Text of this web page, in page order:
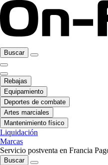
Buscar
Rebajas
Equipamiento
Deportes de combate
Artes marciales
Mantenimiento físico
Liquidación
Marcas
Servicio postventa en Francia
Buscar